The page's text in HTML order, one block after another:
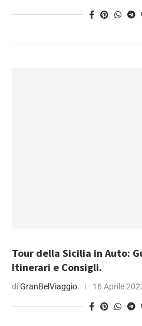
Tour della Sicilia in Auto:
Itinerari e Consigli.
diGranBelViaggio 16 Aprile